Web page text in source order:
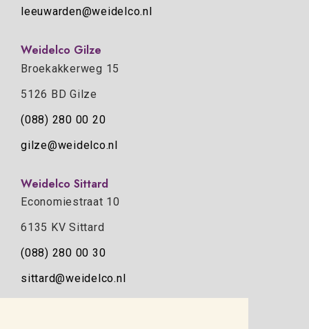
leeuwarden@weidelco.nl
Weidelco Gilze
Broekakkerweg 15
5126 BD Gilze
(088) 280 00 20
gilze@weidelco.nl
Weidelco Sittard
Economiestraat 10
6135 KV Sittard
(088) 280 00 30
sittard@weidelco.nl